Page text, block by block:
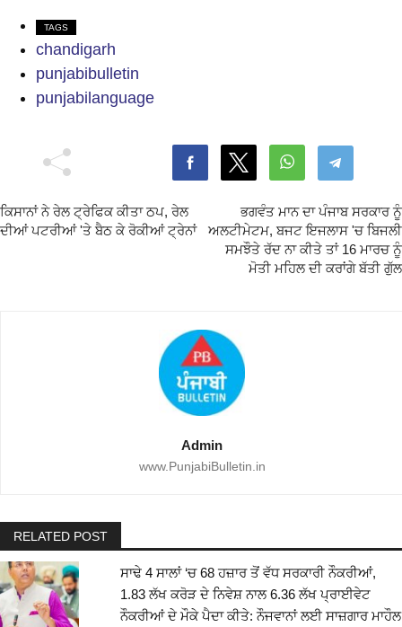
TAGS
chandigarh
punjabibulletin
punjabilanguage
ਕਿਸਾਨਾਂ ਨੇ ਰੇਲ ਟ੍ਰੇਫਿਕ ਕੀਤਾ ਠਪ, ਰੇਲ
ਦੀਆਂ ਪਟਰੀਆਂ 'ਤੇ ਬੈਠ ਕੇ ਰੋਕੀਆਂ ਟ੍ਰੇਨਾਂ
ਭਗਵੰਤ ਮਾਨ ਦਾ ਪੰਜਾਬ ਸਰਕਾਰ ਨੂੰ
ਅਲਟੀਮੇਟਮ, ਬਜਟ ਇਜਲਾਸ 'ਚ ਬਿਜਲੀ
ਸਮਝੌਤੇ ਰੱਦ ਨਾ ਕੀਤੇ ਤਾਂ 16 ਮਾਰਚ ਨੂੰ
ਮੋਤੀ ਮਹਿਲ ਦੀ ਕਰਾਂਗੇ ਬੱਤੀ ਗੁੱਲ
Admin
www.PunjabiBulletin.in
RELATED POST
ਸਾਢੇ 4 ਸਾਲਾਂ ‘ਚ 68 ਹਜ਼ਾਰ ਤੋਂ ਵੱਧ ਸਰਕਾਰੀ ਨੌਕਰੀਆਂ,
1.83 ਲੱਖ ਕਰੋੜ ਦੇ ਨਿਵੇਸ਼ ਨਾਲ 6.36 ਲੱਖ ਪ੍ਰਾਈਵੇਟ
ਨੌਕਰੀਆਂ ਦੇ ਮੌਕੇ ਪੈਦਾ ਕੀਤੇ: ਨੌਜਵਾਨਾਂ ਲਈ ਸਾਜ਼ਗਾਰ ਮਾਹੌਲ